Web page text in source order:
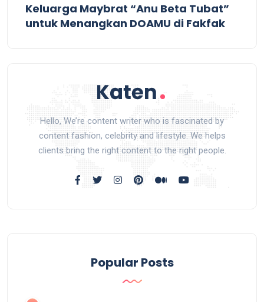
Keluarga Maybrat “Anu Beta Tubat”
untuk Menangkan DOAMU di Fakfak
Hello, We’re content writer who is fascinated by
content fashion, celebrity and lifestyle. We helps
clients bring the right content to the right people.
Popular Posts